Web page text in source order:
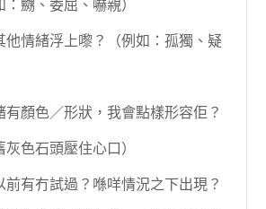
嬲、委屈、嚇親）
他情緒浮上嚟？（例如：孤獨、疑
有顏色／形狀，我會點樣形容佢？
灰色石頭壓住心口）
前有冇試過？喺咩情況之下出現？